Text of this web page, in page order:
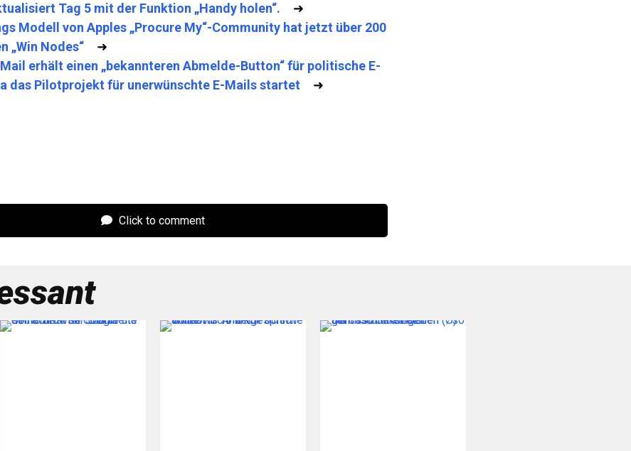
Tag 5 mit der Funktion „Handy holen“. ➜
Modell von Apples „Procure My“-Community hat jetzt über 200
„Win Nodes“ ➜
erhält einen „bekannteren Abmelde-Button“ für politische E-
das Pilotprojekt für unerwünschte E-Mails startet ➜
Click to comment